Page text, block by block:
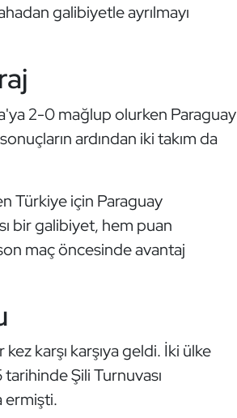
galibiyetle ayrılmayı
2-0 mağlup olurken Paraguay
ardından iki takım da
Türkiye için Paraguay
bir galibiyet, hem puan
maç öncesinde avantaj
karşı karşıya geldi. İki ülke
Şili Turnuvası
ermişti.